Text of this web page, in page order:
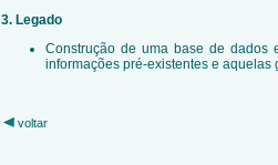
3. Legado
Construção de uma base de dados
informações pré-existentes e
voltar